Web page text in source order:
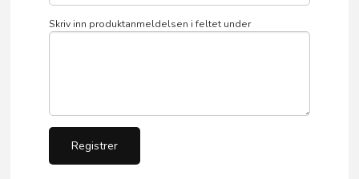
Skriv inn produktanmeldelsen i feltet under